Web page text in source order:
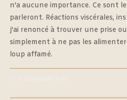
n'a aucune importance. Ce sont
parleront. Réactions viscérales,
j'ai renoncé à trouver une prise
simplement à ne pas les
loup affamé.